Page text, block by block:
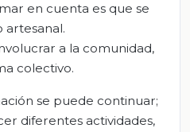
en cuenta es que se
artesanal.
a la comunidad,
colectivo.
se puede continuar;
diferentes actividades,